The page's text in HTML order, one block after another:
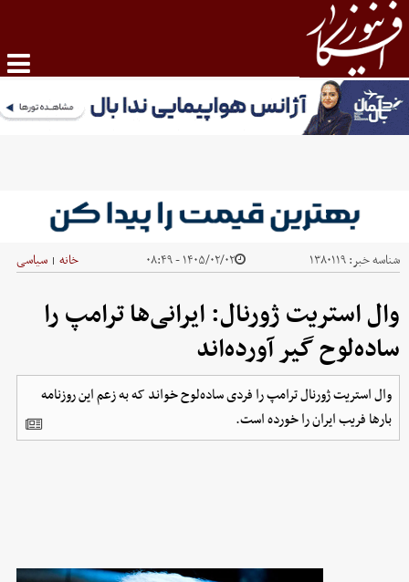
شناسه خبر:۱۳۸۰۱۱۹ ۱۴۰۵/۰۲/۰۲ - ۰۸:۴۹ خانه | سیاسی
وال استریت ژورنال: ایرانی‌ها ترامپ را
ساده‌لوح گیر آورده‌اند
وال استریت ژورنال ترامپ را فردی ساده‌لوح خواند که به زعم این روزنامه
بارها فریب ایران را خورده است.